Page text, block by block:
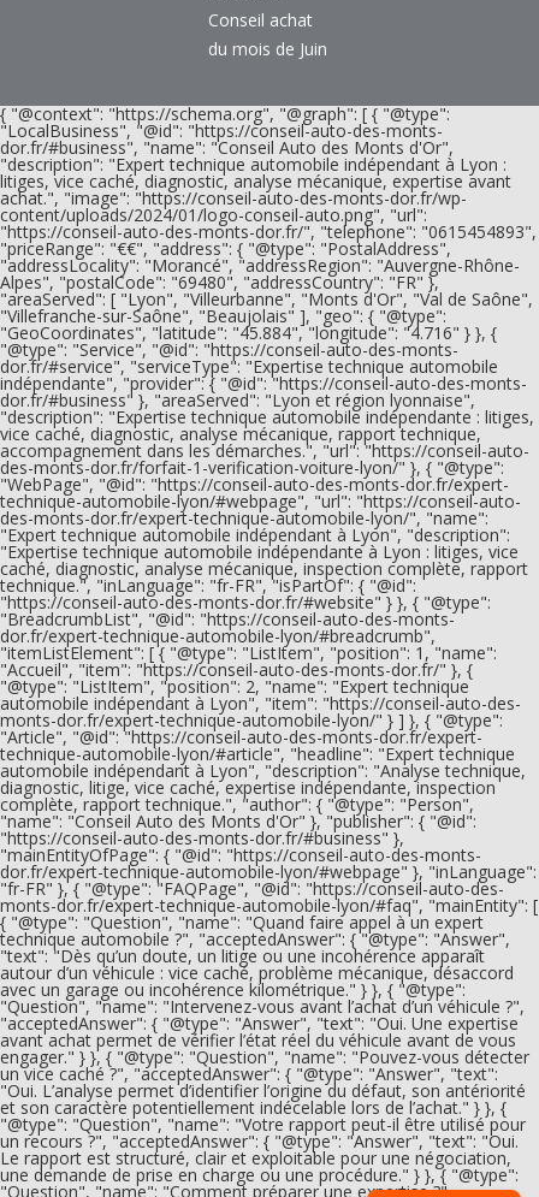
Conseil achat
du mois de Juin
{ "@context": "https://schema.org", "@graph": [ { "@type":
"LocalBusiness", "@id": "https://conseil-auto-des-monts-
dor.fr/#business", "name": "Conseil Auto des Monts d'Or",
"description": "Expert technique automobile indépendant à Lyon :
litiges, vice caché, diagnostic, analyse mécanique, expertise avant
achat.", "image": "https://conseil-auto-des-monts-dor.fr/wp-
content/uploads/2024/01/logo-conseil-auto.png", "url":
"https://conseil-auto-des-monts-dor.fr/", "telephone": "0615454893",
"priceRange": "€€", "address": { "@type": "PostalAddress",
"addressLocality": "Morancé", "addressRegion": "Auvergne-Rhône-
Alpes", "postalCode": "69480", "addressCountry": "FR" },
"areaServed": [ "Lyon", "Villeurbanne", "Monts d'Or", "Val de Saône",
"Villefranche-sur-Saône", "Beaujolais" ], "geo": { "@type":
"GeoCoordinates", "latitude": "45.884", "longitude": "4.716" } }, {
"@type": "Service", "@id": "https://conseil-auto-des-monts-
dor.fr/#service", "serviceType": "Expertise technique automobile
indépendante", "provider": { "@id": "https://conseil-auto-des-monts-
dor.fr/#business" }, "areaServed": "Lyon et région lyonnaise",
"description": "Expertise technique automobile indépendante : litiges,
vice caché, diagnostic, analyse mécanique, rapport technique,
accompagnement dans les démarches.", "url": "https://conseil-auto-
des-monts-dor.fr/forfait-1-verification-voiture-lyon/" }, { "@type":
"WebPage", "@id": "https://conseil-auto-des-monts-dor.fr/expert-
technique-automobile-lyon/#webpage", "url": "https://conseil-auto-
des-monts-dor.fr/expert-technique-automobile-lyon/", "name":
"Expert technique automobile indépendant à Lyon", "description":
"Expertise technique automobile indépendante à Lyon : litiges, vice
caché, diagnostic, analyse mécanique, inspection complète, rapport
technique.", "inLanguage": "fr-FR", "isPartOf": { "@id":
"https://conseil-auto-des-monts-dor.fr/#website" } }, { "@type":
"BreadcrumbList", "@id": "https://conseil-auto-des-monts-
dor.fr/expert-technique-automobile-lyon/#breadcrumb",
"itemListElement": [ { "@type": "ListItem", "position": 1, "name":
"Accueil", "item": "https://conseil-auto-des-monts-dor.fr/" }, {
"@type": "ListItem", "position": 2, "name": "Expert technique
automobile indépendant à Lyon", "item": "https://conseil-auto-des-
monts-dor.fr/expert-technique-automobile-lyon/" } ] }, { "@type":
"Article", "@id": "https://conseil-auto-des-monts-dor.fr/expert-
technique-automobile-lyon/#article", "headline": "Expert technique
automobile indépendant à Lyon", "description": "Analyse technique,
diagnostic, litige, vice caché, expertise indépendante, inspection
complète, rapport technique.", "author": { "@type": "Person",
"name": "Conseil Auto des Monts d'Or" }, "publisher": { "@id":
"https://conseil-auto-des-monts-dor.fr/#business" },
"mainEntityOfPage": { "@id": "https://conseil-auto-des-monts-
dor.fr/expert-technique-automobile-lyon/#webpage" }, "inLanguage":
"fr-FR" }, { "@type": "FAQPage", "@id": "https://conseil-auto-des-
monts-dor.fr/expert-technique-automobile-lyon/#faq", "mainEntity": [
{ "@type": "Question", "name": "Quand faire appel à un expert
technique automobile ?", "acceptedAnswer": { "@type": "Answer",
"text": "Dès qu’un doute, un litige ou une incohérence apparaît
autour d’un véhicule : vice caché, problème mécanique, désaccord
avec un garage ou incohérence kilométrique." } }, { "@type":
"Question", "name": "Intervenez-vous avant l’achat d’un véhicule ?",
"acceptedAnswer": { "@type": "Answer", "text": "Oui. Une expertise
avant achat permet de vérifier l’état réel du véhicule avant de vous
engager." } }, { "@type": "Question", "name": "Pouvez-vous détecter
un vice caché ?", "acceptedAnswer": { "@type": "Answer", "text":
"Oui. L’analyse permet d’identifier l’origine du défaut, son antériorité
et son caractère potentiellement indécelable lors de l’achat." } }, {
"@type": "Question", "name": "Votre rapport peut-il être utilisé pour
un recours ?", "acceptedAnswer": { "@type": "Answer", "text": "Oui.
Le rapport est structuré, clair et exploitable pour une négociation,
une demande de prise en charge ou une procédure." } }, { "@type":
"Question", "name": "Comment préparer une expertise ?",